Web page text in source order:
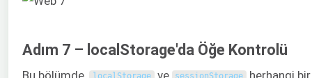
Adım 7 – localStorage'da Öğe Kontrolü
Bu bölümde, ve
herhangi bir